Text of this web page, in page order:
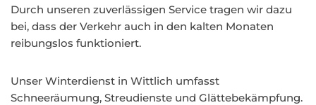
Durch unseren zuverlässigen Service tragen wir dazu
bei, dass der Verkehr auch in den kalten Monaten
reibungslos funktioniert.
Unser Winterdienst in Wittlich umfasst
Schneeräumung, Streudienste und Glättebekämpfung.